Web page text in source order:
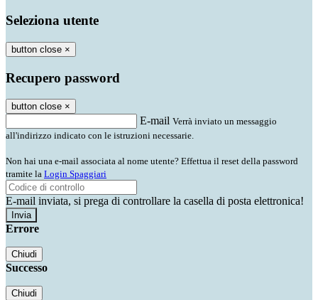
Seleziona utente
button close ×
Recupero password
button close ×
E-mail Verrà inviato un messaggio
all'indirizzo indicato con le istruzioni necessarie.
Non hai una e-mail associata al nome utente? Effettua il reset della password
tramite la Login Spaggiari
E-mail inviata, si prega di controllare la casella di posta elettronica!
Errore
Chiudi
Successo
Chiudi